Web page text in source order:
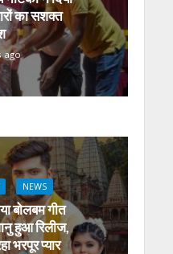
का सशक्त
ago
NEWS
बोलबम गीत
हुआ रिलीज,
भरपूर प्यार